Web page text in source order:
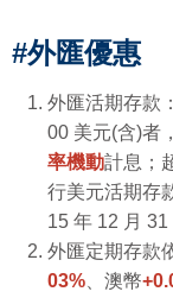
#外匯優惠
外匯活期存款
00 美元(含)者
率機動計息；
行美元活期存
15 年 12 月 31
外匯定期存款
03% 、澳幣